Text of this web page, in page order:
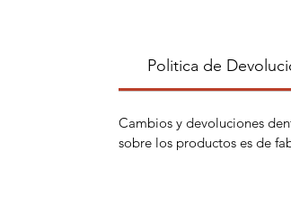
Politica de
Cambios y devoluciones
sobre los productos es de